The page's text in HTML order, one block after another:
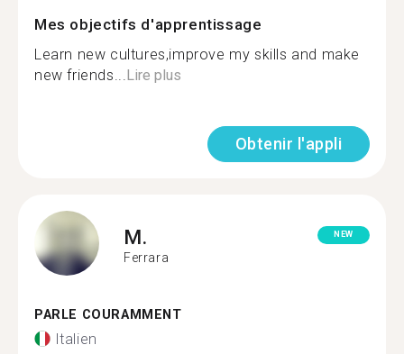
Mes objectifs d'apprentissage
Learn new cultures,improve my skills and make
new friends...Lire plus
Obtenir l'appli
M.
Ferrara
NEW
PARLE COURAMMENT
Italien